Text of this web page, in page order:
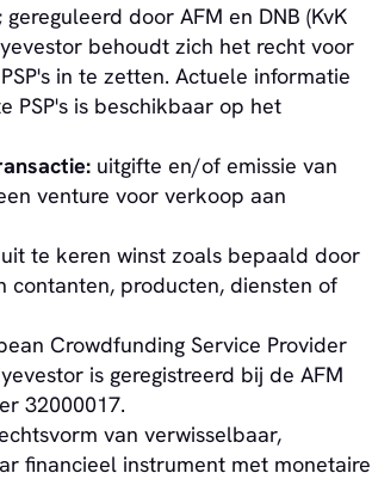
gereguleerd door AFM en DNB (KvK
behoudt zich het recht voor
in te zetten. Actuele informatie
PSP's is beschikbaar op het
uitgifte en/of emissie van
venture voor verkoop aan
te keren winst zoals bepaald door
contanten, producten, diensten of
Crowdfunding Service Provider
is geregistreerd bij de AFM
32000017.
van verwisselbaar,
financieel instrument met monetaire